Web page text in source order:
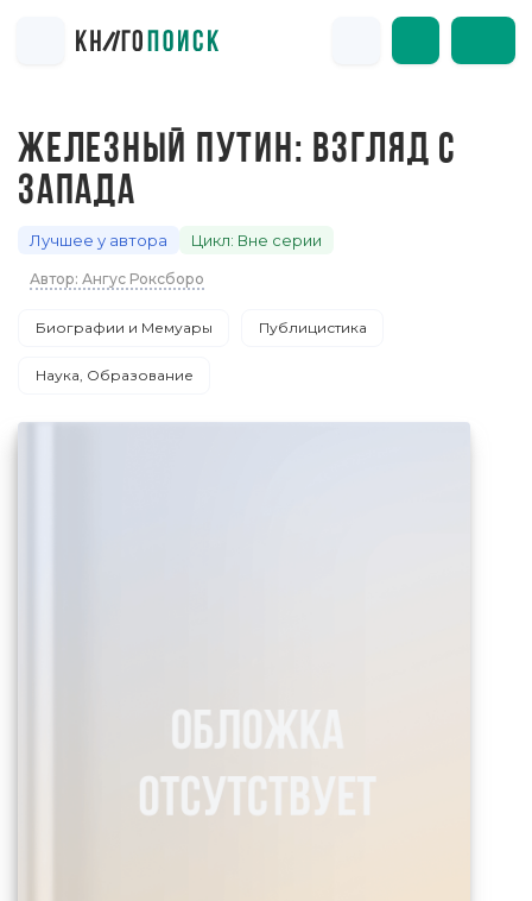
ЖЕЛЕЗНЫЙ ПУТИН: ВЗГЛЯД С
ЗАПАДА
Лучшее у автора Цикл: Вне серии
Автор: Ангус Роксборо
Биографии и Мемуары Публицистика
Наука, Образование